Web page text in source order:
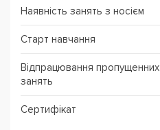
Наявність занять з носієм
Старт навчання
Відпрацювання пропущенних
занять
Сертифікат